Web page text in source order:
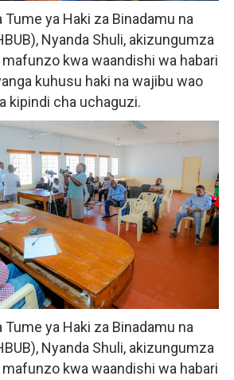
Tume ya Haki za Binadamu na
Nyanda Shuli, akizungumza
kwa waandishi wa habari
kuhusu haki na wajibu wao
kipindi cha uchaguzi.
Tume ya Haki za Binadamu na
Nyanda Shuli, akizungumza
kwa waandishi wa habari